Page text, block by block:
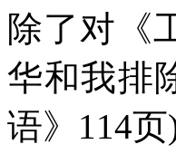
除了对《
华和我排
语》 114页